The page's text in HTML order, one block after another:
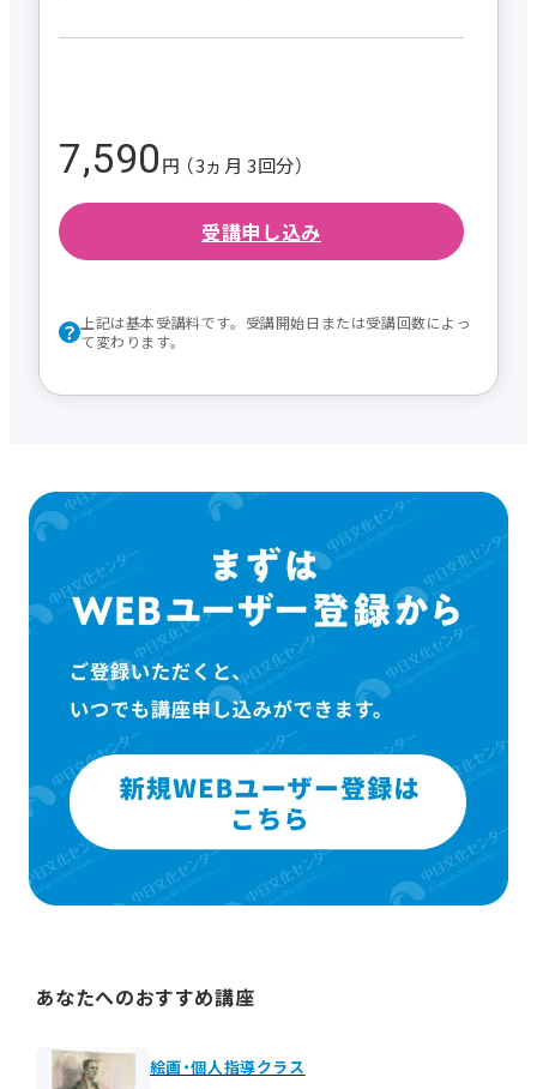
7,590円 （3ヵ月 3回分）
受講申し込み
上記は基本受講料です。受講開始日または受講回数によっ
て変わります。
あなたへのおすすめ講座
絵画・個人指導クラス